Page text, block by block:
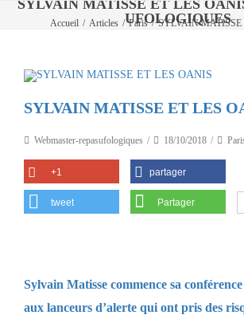
SYLVAIN MATISSE ET LES
UFOLOGIQUES
Accueil / Articles / Paris / SYLVAIN MATISSE
SYLVAIN MATISSE ET LES
Webmaster-repasufologiques 18/10/2018
+1 partager
tweet Partager
Sylvain Matisse commence sa
aux lanceurs d’alerte qui ont pris des